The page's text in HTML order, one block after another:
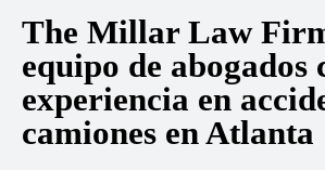
The Millar Law
equipo de abogados
experiencia en
camiones en Atlanta